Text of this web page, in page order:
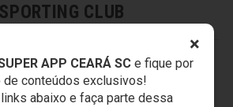
×
APP CEARÁ SCe fique por
de conteúdos exclusivos!
abaixo e faça parte dessa
CLUB
Henrique,Eric ,Cleiton,
,João Marcos,Régis
Alves,Pingo